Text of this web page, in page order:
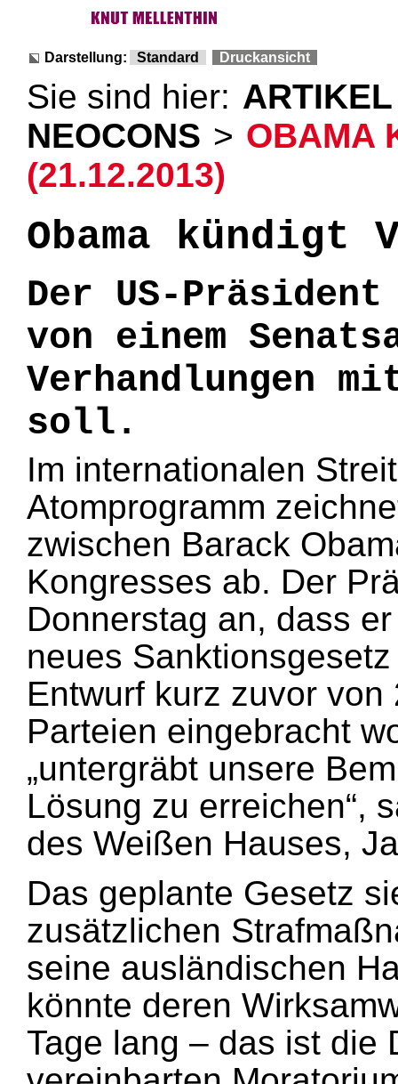
Darstellung: Standard Druckansicht
Sie sind hier: ARTIKEL
NEOCONS > OBAMA
(21.12.2013)
Obama kündigt
Der US-
von einem
Verhandlungen
soll.
Im internationalen
Atomprogramm
zwischen Barack
Kongresses ab. Der
Donnerstag an, dass
neues
Entwurf kurz zuvor
Parteien eingebracht
„untergräbt unsere
Lösung zu erreichen“,
des Weißen Hauses,
Das geplante Gesetz
zusätzlichen
seine ausländischen
könnte deren
Tage lang – das ist die